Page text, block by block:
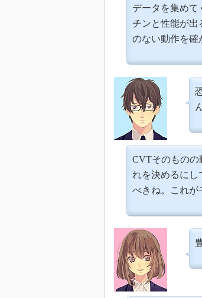
データを集めて
チンと性能が出
のない動作を確
CVTそのものの
れを決めるにし
べきね。これが